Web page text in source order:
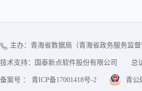
主办：青海省数据局（青海省政务服务监督
技术支持：国泰新点软件股份有限公司 总
备案号 ： 青ICP备17001418号-2 青公